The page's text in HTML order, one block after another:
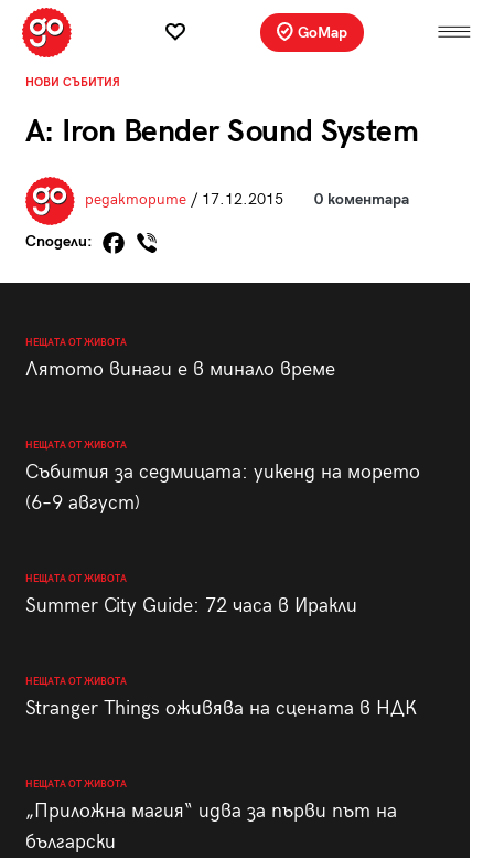
GoMap
НОВИ СЪБИТИЯ
A: Iron Bender Sound System
редакторите/ 17.12.2015 0 коментара
Сподели:
НЕЩАТА ОТ ЖИВОТА
Лятото винаги е в минало време
НЕЩАТА ОТ ЖИВОТА
Събития за седмицата: уикенд на морето
(6–9 август)
НЕЩАТА ОТ ЖИВОТА
Summer City Guide: 72 часа в Иракли
НЕЩАТА ОТ ЖИВОТА
Stranger Things оживява на сцената в НДК
НЕЩАТА ОТ ЖИВОТА
„Приложна магия“ идва за първи път на
български